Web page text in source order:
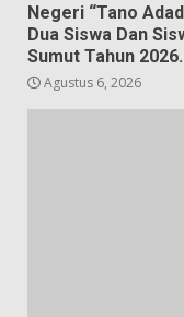
Negeri “Tano
Dua Siswa Dan
Sumut Tahun 2026.
Agustus 6, 2026